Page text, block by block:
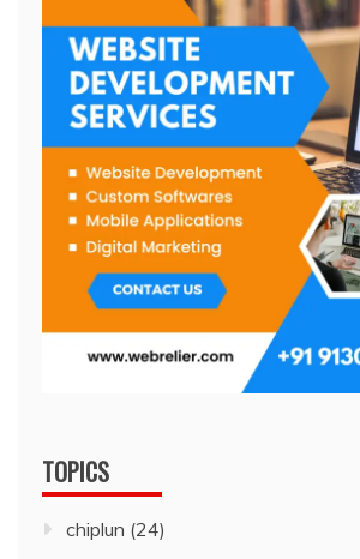
TOPICS
chiplun (24)